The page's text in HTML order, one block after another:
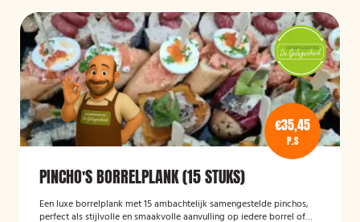
€35,45
P.S
PINCHO'S BORRELPLANK (15 STUKS)
Een luxe borrelplank met 15 ambachtelijk samengestelde pinchos,
perfect als stijlvolle en smaakvolle aanvulling op iedere borrel of